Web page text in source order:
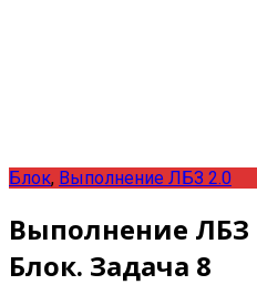
Блок, Выполнение ЛБЗ 2.0
Выполнение ЛБЗ
Блок. Задача 8